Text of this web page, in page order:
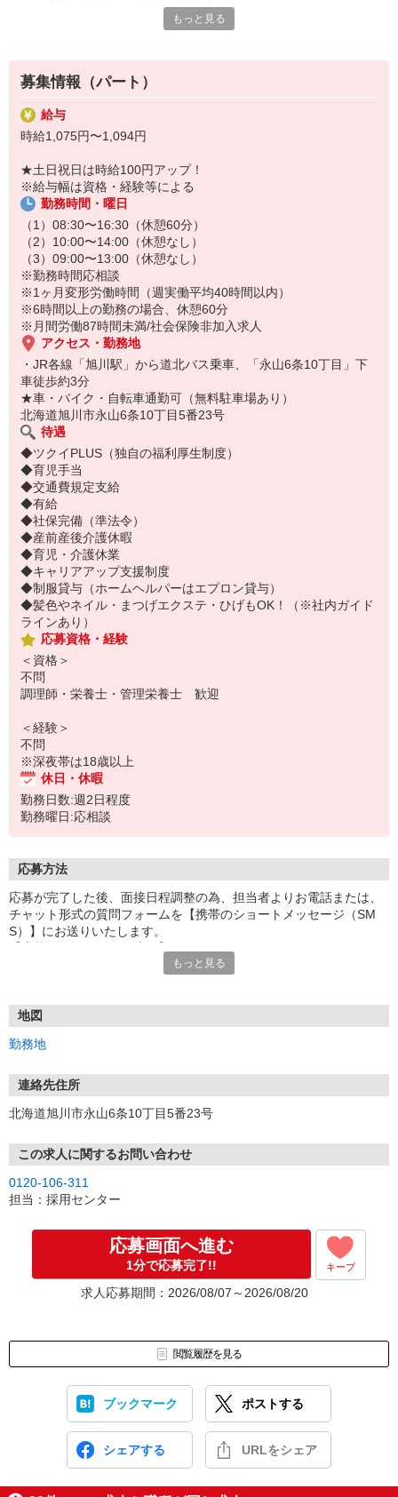
◇頑張った分、スタッフに還元！
・パートは特別手当の支給あり
※提供食事数:40人分
※1日の作業人数:1〜2人
★＼サービス・職種の魅力／
完全調理済み食品を使用のため、調理未経験、調理に自信のない方
メニューを考える必要はなく、手順に沿って作業を進めることが可
能です。
マニュアルや研修制度、段階的なOJTも整えているため、未経験の
方も無理なく業務を覚えられる環境です。
もっと見る
募集情報（パート）
給与
時給1,075円〜1,094円
★土日祝日は時給100円アップ！
※給与幅は資格・経験等による
勤務時間・曜日
（1）08:30〜16:30（休憩60分）
（2）10:00〜14:00（休憩なし）
（3）09:00〜13:00（休憩なし）
※勤務時間応相談
※1ヶ月変形労働時間（週実働平均40時間以内）
※6時間以上の勤務の場合、休憩60分
※月間労働87時間未満/社会保険非加入求人
アクセス・勤務地
・JR各線「旭川駅」から道北バス乗車、「永山6条10丁目」下
車徒歩約3分
★車・バイク・自転車通勤可（無料駐車場あり）
北海道旭川市永山6条10丁目5番23号
待遇
◆ツクイPLUS（独自の福利厚生制度）
◆育児手当
◆交通費規定支給
◆有給
◆社保完備（準法令）
◆産前産後介護休暇
◆育児・介護休業
◆キャリアアップ支援制度
◆制服貸与（ホームヘルパーはエプロン貸与）
◆髪色やネイル・まつげエクステ・ひげもOK！（※社内ガイド
ラインあり）
応募資格・経験
＜資格＞
不問
調理師・栄養士・管理栄養士 歓迎
＜経験＞
不問
※深夜帯は18歳以上
休日・休暇
勤務日数:週2日程度
勤務曜日:応相談
応募方法
応募が完了した後、面接日程調整の為、担当者よりお電話または、
チャット形式の質問フォームを【携帯のショートメッセージ（SM
S）】にお送りいたします。
1.応募…Webもしくはお電話より応募ください。
※実技試験はドライバーの職種のみとなります。
もっと見る
地図
勤務地
連絡先住所
北海道旭川市永山6条10丁目5番23号
この求人に関するお問い合わせ
0120-106-311
担当：採用センター
応募画面へ進む
1分で応募完了!! キープ
求人応募期間：2026/08/07～2026/08/20
閲覧履歴を見る
ブックマーク ポストする
シェアする URLをシェア